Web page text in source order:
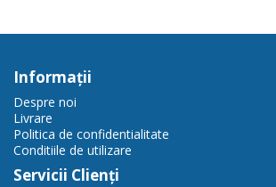
Informaţii
Despre noi
Livrare
Politica de confidentialitate
Conditiile de utilizare
Servicii Clienţi